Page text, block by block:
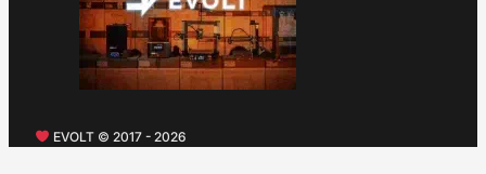
EVOLT © 2017 - 2026